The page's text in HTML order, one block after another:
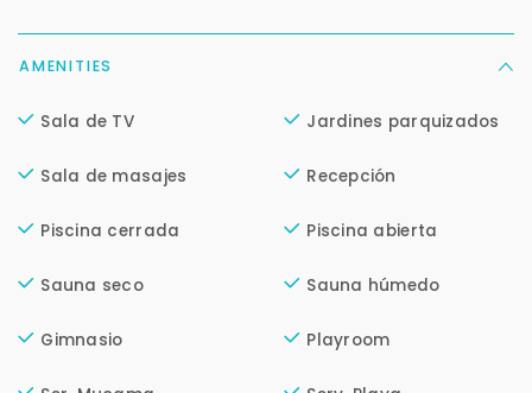
AMENITIES
Sala de TV Jardines parquizados
Sala de masajes Recepción
Piscina cerrada Piscina abierta
Sauna seco Sauna húmedo
Gimnasio Playroom
No compartimos tu información ni enviamos spam.
Solo los usamos para responder tu consulta.